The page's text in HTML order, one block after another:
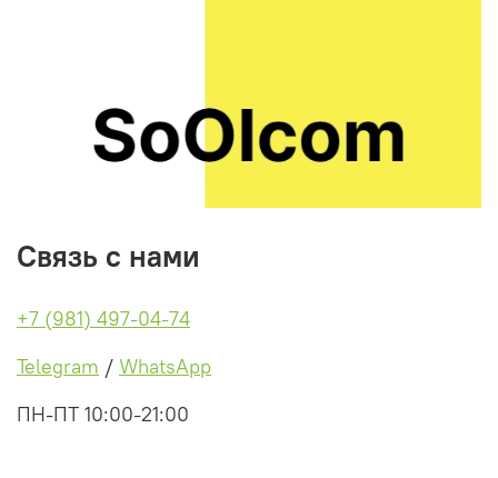
Связь с нами
+7 (981) 497-04-74
Telegram / WhatsApp
ПН-ПТ 10:00-21:00